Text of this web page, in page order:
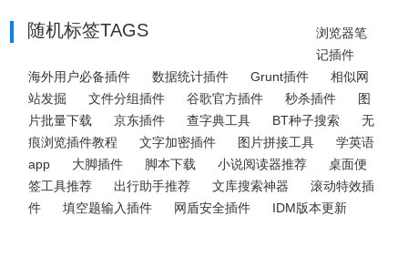
随机标签TAGS
浏览器笔
记插件
海外用户必备插件
数据统计插件 Grunt插件
相似网
站发掘
文件分组插件 谷歌官方插件 秒杀插件
图
片批量下载
京东插件 查字典工具 BT种子搜索
无
痕浏览插件教程
文字加密插件 图片拼接工具
学英语
app
大脚插件 脚本下载 小说阅读器推荐
桌面便
签工具推荐
出行助手推荐 文库搜索神器
滚动特效插
件
填空题输入插件 网盾安全插件 IDM版本更新